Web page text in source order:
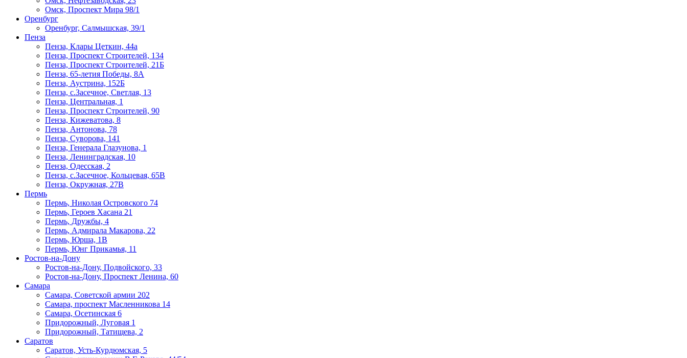
Омск, Проспект Мира 98/1
Оренбург
Оренбург, Салмышская, 39/1
Пенза
Пенза, Клары Цеткин, 44а
Пенза, Проспект Строителей, 134
Пенза, Проспект Строителей, 21Б
Пенза, 65-летия Победы, 8А
Пенза, Аустрина, 152Б
Пенза, с.Засечное, Светлая, 13
Пенза, Центральная, 1
Пенза, Проспект Строителей, 90
Пенза, Кижеватова, 8
Пенза, Антонова, 78
Пенза, Суворова, 141
Пенза, Генерала Глазунова, 1
Пенза, Ленинградская, 10
Пенза, Одесская, 2
Пенза, с.Засечное, Кольцевая, 65В
Пенза, Окружная, 27В
Пермь
Пермь, Николая Островского 74
Пермь, Героев Хасана 21
Пермь, Дружбы, 4
Пермь, Адмирала Макарова, 22
Пермь, Юрша, 1В
Пермь, Юнг Прикамья, 11
Ростов-на-Дону
Ростов-на-Дону, Подвойского, 33
Ростов-на-Дону, Проспект Ленина, 60
Самара
Самара, Советской армии 202
Самара, проспект Масленникова 14
Самара, Осетинская 6
Придорожный, Луговая 1
Придорожный, Татищева, 2
Саратов
Саратов, Усть-Курдюмская, 5